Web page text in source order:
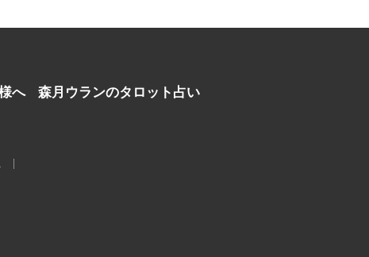
へ 森月ウランのタロット占い